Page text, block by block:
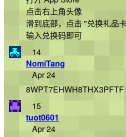
点击右上角头像
滑到底部，点击 "兑换礼品
输入兑换码即可
14
NomiTang
Apr 24
15
tuot0601
Apr 24